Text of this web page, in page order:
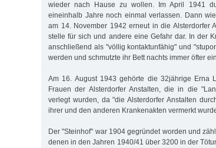
wieder nach Hause zu wollen. Im April 1941
eineinhalb Jahre noch einmal verlassen. Dann
am 14. November 1942 erneut in die Alsterdorfer
stelle für sich und andere eine Gefahr dar. In der
anschließend als "völlig kontaktunfähig" und
werden und schmutzte ihr Bett nachts immer öfter
Am 16. August 1943 gehörte die 32jährige Erna
Frauen der Alsterdorfer Anstalten, die in die
verlegt wurden, da "die Alsterdorfer Anstalten
ihrer und den anderen Krankenakten vermerkt
Der "Steinhof" war 1904 gegründet worden und
denen in den Jahren 1940/41 über 3200 in der